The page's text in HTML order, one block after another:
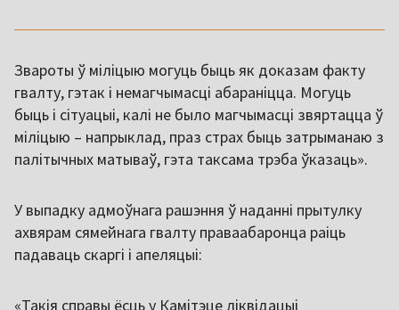
Звароты ў міліцыю могуць быць як доказам факту
гвалту, гэтак і немагчымасці абараніцца. Могуць
быць і сітуацыі, калі не было магчымасці звяртацца ў
міліцыю – напрыклад, праз страх быць затрыманаю з
палітычных матываў, гэта таксама трэба ўказаць».
У выпадку адмоўнага рашэння ў наданні прытулку
ахвярам сямейнага гвалту праваабаронца раіць
падаваць скаргі і апеляцыі:
«Такія справы ёсць у Камітэце ліквідацыі